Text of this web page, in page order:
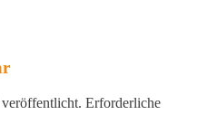
Erforderliche